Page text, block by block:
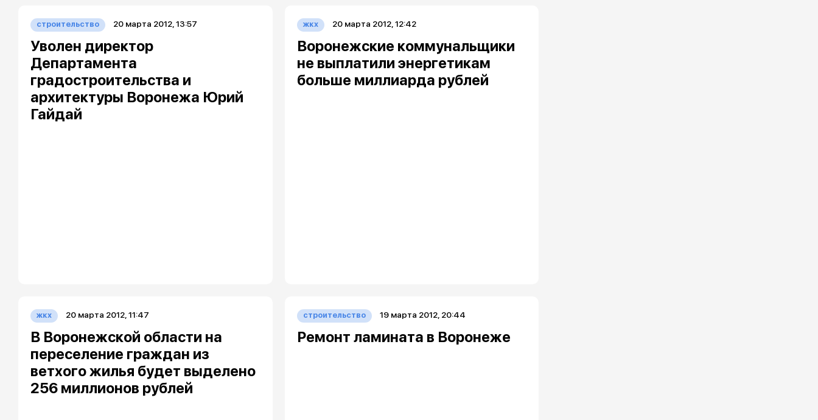
строительство 20 марта 2012, 13:57
Уволен директор
Департамента
градостроительства и
архитектуры Воронежа Юрий
Гайдай
жкх 20 марта 2012, 12:42
Воронежские коммунальщики
не выплатили энергетикам
больше миллиарда рублей
жкх 20 марта 2012, 11:47
В Воронежской области на
переселение граждан из
ветхого жилья будет выделено
256 миллионов рублей
строительство 19 марта 2012, 20:44
Ремонт ламината в Воронеже